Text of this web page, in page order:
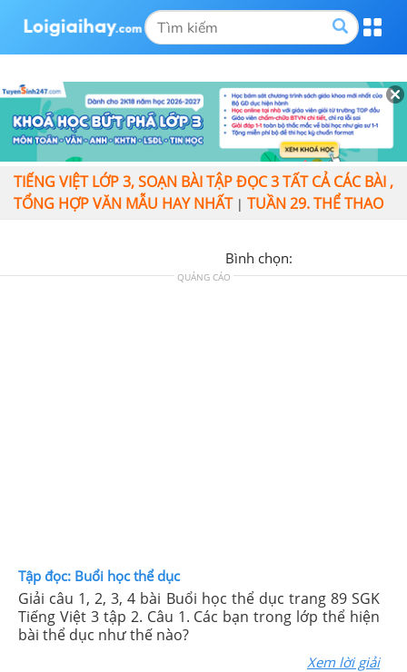
TIẾNG VIỆT LỚP 3, SOẠN BÀI TẬP ĐỌC 3 TẤT CẢ CÁC BÀI ,
TỔNG HỢP VĂN MẪU HAY NHẤT| TUẦN 29. THỂ THAO
Bình chọn:
QUẢNG CÁO
Tập đọc: Buổi học thể dục
Giải câu 1, 2, 3, 4 bài Buổi học thể dục trang 89 SGK
Tiếng Việt 3 tập 2. Câu 1. Các bạn trong lớp thể hiện
bài thể dục như thế nào?
Xem lời giải